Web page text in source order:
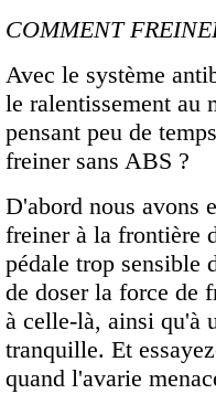
COMMENT
Avec le système
le ralentissement au
pensant peu de
freiner sans ABS ?
D'abord nous avons
freiner à la frontière
pédale trop sensible
de doser la force de
à celle-là, ainsi qu'à
tranquille. Et
quand l'avarie